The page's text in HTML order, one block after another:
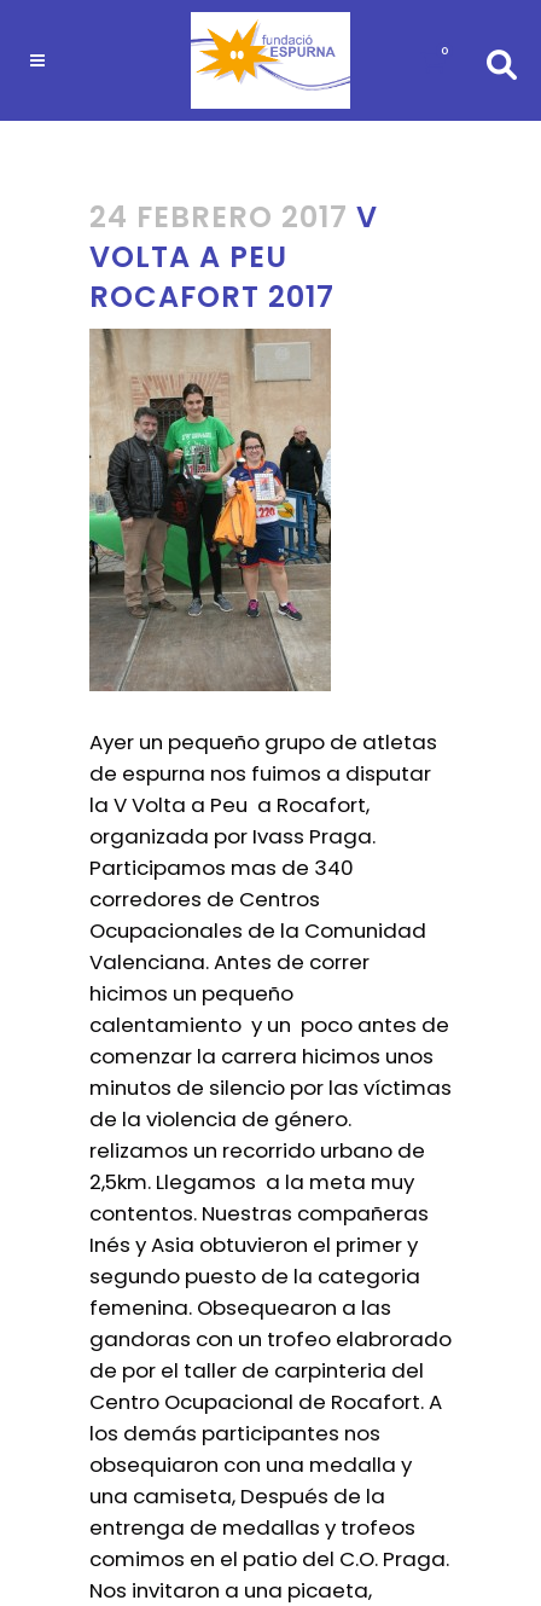
0
24 FEBRERO 2017 V
VOLTA A PEU
ROCAFORT 2017
Ayer un pequeño grupo de atletas
de espurna nos fuimos a disputar
la V Volta a Peu a Rocafort,
organizada por Ivass Praga.
Participamos mas de 340
corredores de Centros
Ocupacionales de la Comunidad
Valenciana. Antes de correr
hicimos un pequeño
calentamiento y un poco antes de
comenzar la carrera hicimos unos
minutos de silencio por las víctimas
de la violencia de género.
relizamos un recorrido urbano de
2,5km. Llegamos a la meta muy
contentos. Nuestras compañeras
Inés y Asia obtuvieron el primer y
segundo puesto de la categoria
femenina. Obsequearon a las
gandoras con un trofeo elabrorado
de por el taller de carpinteria del
Centro Ocupacional de Rocafort. A
los demás participantes nos
obsequiaron con una medalla y
una camiseta, Después de la
entrenga de medallas y trofeos
comimos en el patio del C.O. Praga.
Nos invitaron a una picaeta,